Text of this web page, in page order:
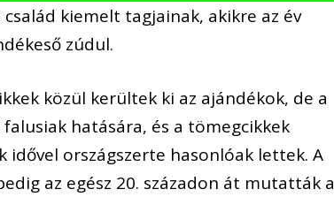
kiemelt tagjainak, akikre az év
zúdul.
közül kerültek ki az ajándékok, de a
hatására, és a tömegcikkek
idővel országszerte hasonlóak lettek. A
az egész 20. századon át mutatták a